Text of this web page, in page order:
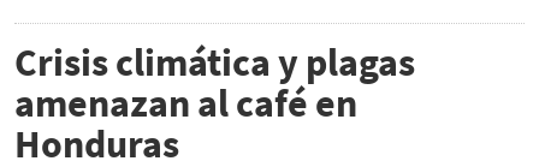
Crisis climática y plagas
amenazan al café en
Honduras